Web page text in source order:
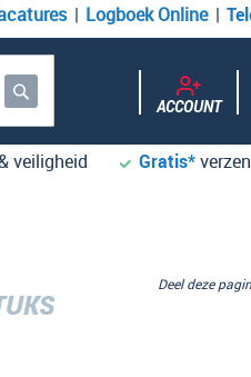
Logboek Online
Zoek ACCOUNT
veiligheid Gratis*
Deel deze